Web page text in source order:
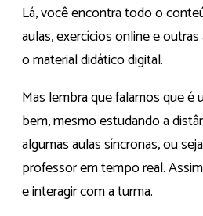
Lá, você encontra todo o
aulas, exercícios online e
o material didático digital.
Mas lembra que falamos que é
bem, mesmo estudando a
algumas aulas síncronas, ou
professor em tempo real.
e interagir com a turma.